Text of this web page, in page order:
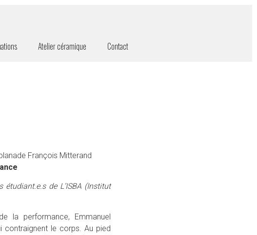
Atelier céramique Contact
François Mitterand
de L’ISBA (Institut
la performance, Emmanuel
contraignent le corps. Au pied